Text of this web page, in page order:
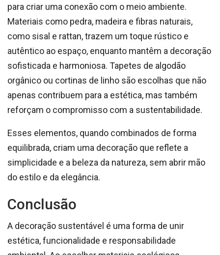
para criar uma conexão com o meio ambiente.
Materiais como pedra, madeira e fibras naturais,
como sisal e rattan, trazem um toque rústico e
autêntico ao espaço, enquanto mantêm a decoração
sofisticada e harmoniosa. Tapetes de algodão
orgânico ou cortinas de linho são escolhas que não
apenas contribuem para a estética, mas também
reforçam o compromisso com a sustentabilidade.
Esses elementos, quando combinados de forma
equilibrada, criam uma decoração que reflete a
simplicidade e a beleza da natureza, sem abrir mão
do estilo e da elegância.
Conclusão
A decoração sustentável é uma forma de unir
estética, funcionalidade e responsabilidade